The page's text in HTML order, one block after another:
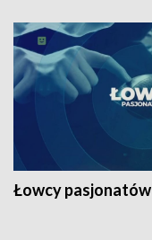
Łowcy pasjonatów